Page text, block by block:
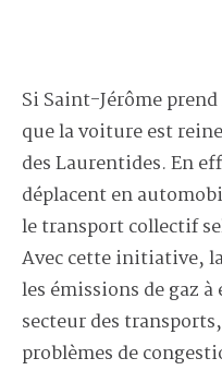
Si Saint-Jérôme
que la voiture est
des Laurentides. En
déplacent en
le transport collectif
Avec cette initiative,
les émissions de gaz à
secteur des
problèmes de